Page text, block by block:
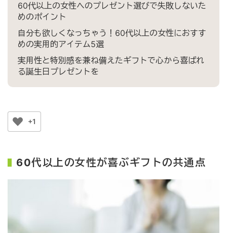
60代以上の女性へのプレゼント選びで失敗しないた
めのポイント
自分も欲しくなっちゃう！60代以上の女性におすす
めの実用的アイテム5選
実用性と特別感を兼ね備えたギフトで心から喜ばれ
る誕生日プレゼントを
+1
60代以上の女性が喜ぶギフトの共通点